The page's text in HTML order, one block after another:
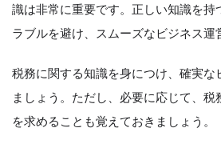
識は非常に重要です。正しい知識を持
ラブルを避け、スムーズなビジネス運
税務に関する知識を身につけ、確実な
ましょう。ただし、必要に応じて、税
を求めることも覚えておきましょう。